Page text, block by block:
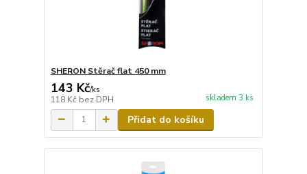
SHERON Stěrač flat 450 mm
143 Kč/ks
118 Kč bez DPH skladem 3 ks
Přidat do košíku